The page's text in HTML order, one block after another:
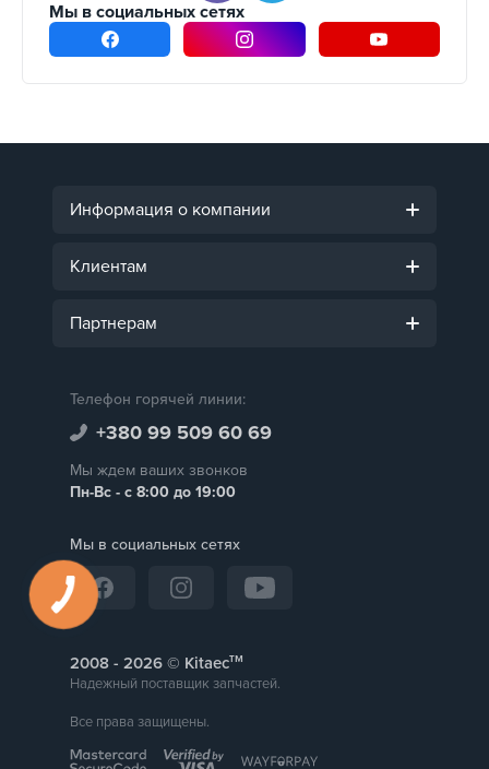
Мы в социальных сетях
Информация о компании
Клиентам
Партнерам
Телефон горячей линии:
+380 99 509 60 69
Мы ждем ваших звонков
Пн-Вс - с 8:00 до 19:00
Мы в социальных сетях
2008 - © Kitaecтм
Надежный поставщик запчастей.
Все права защищены.